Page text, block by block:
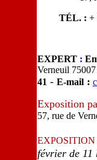
TÉL. : +
EXPERT:
Verneuil 75007
41- E-mail:
Exposition
57, rue de
février de 11